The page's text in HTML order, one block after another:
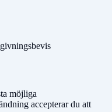
möjliga
accepterar du att